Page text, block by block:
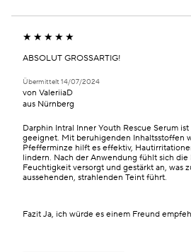
ABSOLUT GROSSARTIG!
Übermittelt14/07/2024
von ValeriiaD
aus Nürnberg
Darphin Intral Inner Youth Rescue Serum
geeignet. Mit beruhigenden Inhaltsstoffen
Pfefferminze hilft es effektiv,
lindern. Nach der Anwendung fühlt sich
Feuchtigkeit versorgt und gestärkt an, was
aussehenden, strahlenden Teint führt.
Fazit Ja, ich würde es einem Freund